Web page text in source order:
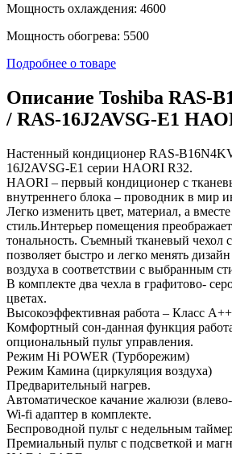
Мощность охлаждения: 4600
Мощность обогрева: 5500
Подробнее о товаре
Описание Toshiba RAS-
/ RAS-16J2AVSG-E1
Настенный кондиционер RAS-
16J2AVSG-E1 серии HAORI R32.
HAORI – первый кондиционер с
внутреннего блока – проводник в мир
Легко изменить цвет, материал, а
стиль.Интерьер помещения
тональность. Съемный тканевый чехол
позволяет быстро и легко менять
воздуха в соответствии с выбранным
В комплекте два чехла в графитово-
цветах.
Высокоэффективная работа – Класс
Комфортный сон-данная функция
опциональный пульт управления.
Режим Hi POWER (Турборежим)
Режим Камина (циркуляция воздуха)
Предварительный нагрев.
Автоматическое качание жалюзи
Wi-fi адаптер в комплекте.
Беспроводной пульт с недельным
Премиальный пульт с подсветкой и